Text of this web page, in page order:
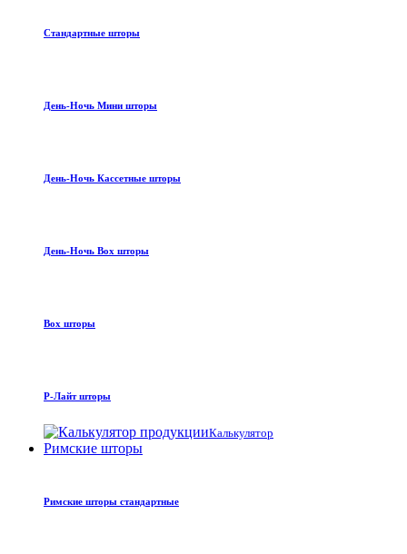
Стандартные шторы
День-Ночь Мини шторы
День-Ночь Кассетные шторы
День-Ночь Box шторы
Box шторы
Р-Лайт шторы
Калькулятор
Римские шторы
Римские шторы стандартные